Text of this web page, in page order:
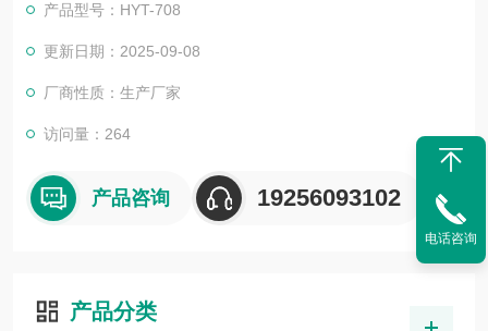
产品型号：HYT-708
更新日期：2025-09-08
厂商性质：生产厂家
访问量：264
产品咨询 19256093102
产品分类
电话咨询